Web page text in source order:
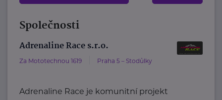
Společnosti
Adrenaline Race s.r.o.
Za Mototechnou 1619 Praha 5 – Stodůlky
Adrenaline Race je komunitní projekt